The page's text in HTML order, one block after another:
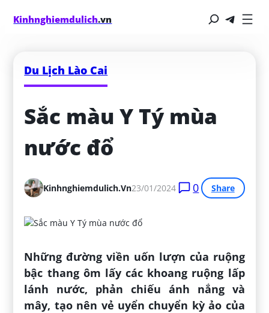
Kinhnghiemdulich.vn
Du Lịch Lào Cai
Sắc màu Y Tý mùa
nước đổ
Kinhnghiemdulich.vn23/01/2024 0 Share
Những đường viền uốn lượn của ruộng
bậc thang ôm lấy các khoang ruộng lấp
lánh nước, phản chiếu ánh nắng và
mây, tạo nên vẻ uyển chuyển kỳ ảo của